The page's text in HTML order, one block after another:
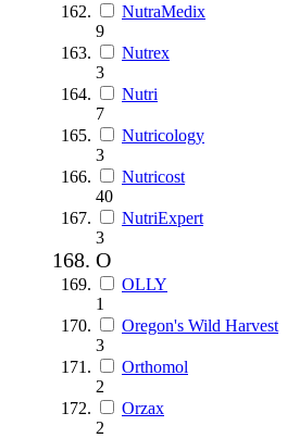
NutraMedix
9
Nutrex
3
Nutri
7
Nutricology
3
Nutricost
40
NutriExpert
3
O
OLLY
1
Oregon's Wild Harvest
3
Orthomol
2
Orzax
2